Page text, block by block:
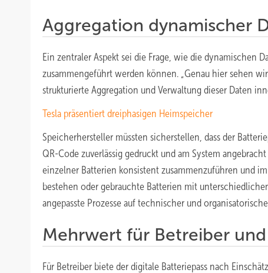
Aggregation dynamischer
Ein zentraler Aspekt sei die Frage, wie die dynamischen
zusammengeführt werden können. „Genau hier sehen
strukturierte Aggregation und Verwaltung dieser Daten
Tesla präsentiert dreiphasigen Heimspeicher
Speicherhersteller müssten sicherstellen, dass der
QR-Code zuverlässig gedruckt und am System
einzelner Batterien konsistent zusammenzuführen und
bestehen oder gebrauchte Batterien mit
angepasste Prozesse auf technischer und
Mehrwert für Betreiber
Für Betreiber biete der digitale Batteriepass nach